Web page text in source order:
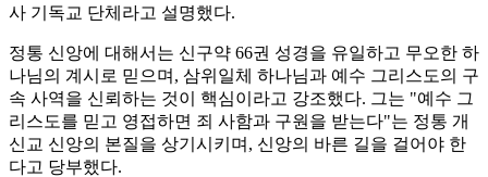
사 기독교 단체라고 설명했다.
정통 신앙에 대해서는 신구약 66권 성경을 유일하고 무오한 하
나님의 계시로 믿으며, 삼위일체 하나님과 예수 그리스도의 구
속 사역을 신뢰하는 것이 핵심이라고 강조했다. 그는 "예수 그
리스도를 믿고 영접하면 죄 사함과 구원을 받는다"는 정통 개
신교 신앙의 본질을 상기시키며, 신앙의 바른 길을 걸어야 한
다고 당부했다.